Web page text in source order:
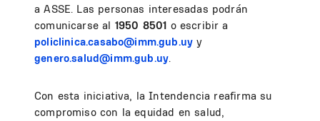
a ASSE. Las personas interesadas podrán
comunicarse al 1950 8501 o escribir a
policlinica.casabo@imm.gub.uy y
genero.salud@imm.gub.uy.
Con esta iniciativa, la Intendencia reafirma su
compromiso con la equidad en salud,